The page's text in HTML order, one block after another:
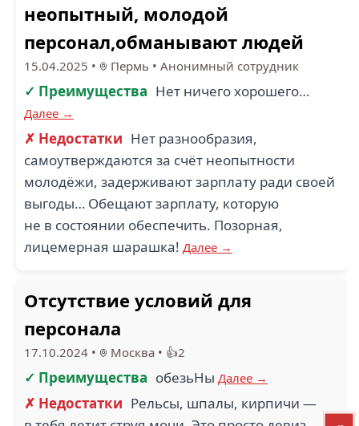
неопытный, молодой
персонал,обманывают людей
15.04.2025 • Пермь • Анонимный сотрудник
✓ Преимущества Нет ничего хорошего…
Далее →
✗ Недостатки Нет разнообразия,
самоутверждаются за счёт неопытности
молодёжи, задерживают зарплату ради своей
выгоды… Обещают зарплату, которую
не в состоянии обеспечить. Позорная,
лицемерная шарашка! Далее →
Отсутствие условий для
персонала
17.10.2024 • Москва • 👍2
✓ Преимущества обезьНы Далее →
✗ Недостатки Рельсы, шпалы, кирпичи —